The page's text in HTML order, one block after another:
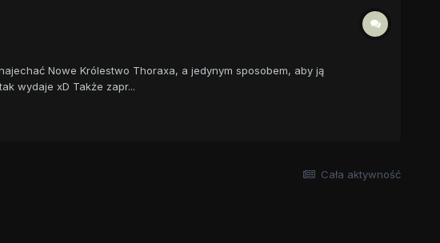
Nowe Królestwo Thoraxa, a jedynym sposobem, aby ją
wydaje xD Także zapr...
Cała aktywność